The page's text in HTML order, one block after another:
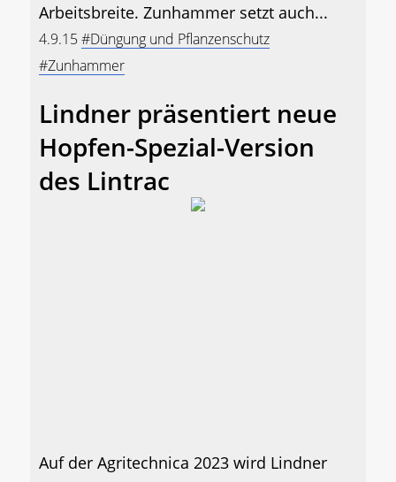
Arbeitsbreite. Zunhammer setzt auch...
4.9.15#Düngung und Pflanzenschutz
#Zunhammer
Lindner präsentiert neue
Hopfen-Spezial-Version
des Lintrac
Auf der Agritechnica 2023 wird Lindner